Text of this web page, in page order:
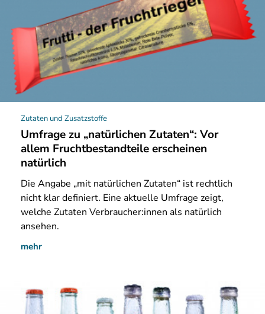
Zutaten und Zusatzstoffe
Umfrage zu „natürlichen Zutaten“: Vor
allem Fruchtbestandteile erscheinen
natürlich
Die Angabe „mit natürlichen Zutaten“ ist rechtlich
nicht klar definiert. Eine aktuelle Umfrage zeigt,
welche Zutaten Verbraucher:innen als natürlich
ansehen.
mehr